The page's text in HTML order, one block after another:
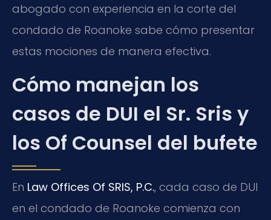
abogado con experiencia en la corte del
condado de Roanoke sabe cómo presentar
estas mociones de manera efectiva.
Cómo manejan los
casos de DUI el Sr. Sris y
los Of Counsel del bufete
En Law Offices Of SRIS, P.C., cada caso de DUI
en el condado de Roanoke comienza con